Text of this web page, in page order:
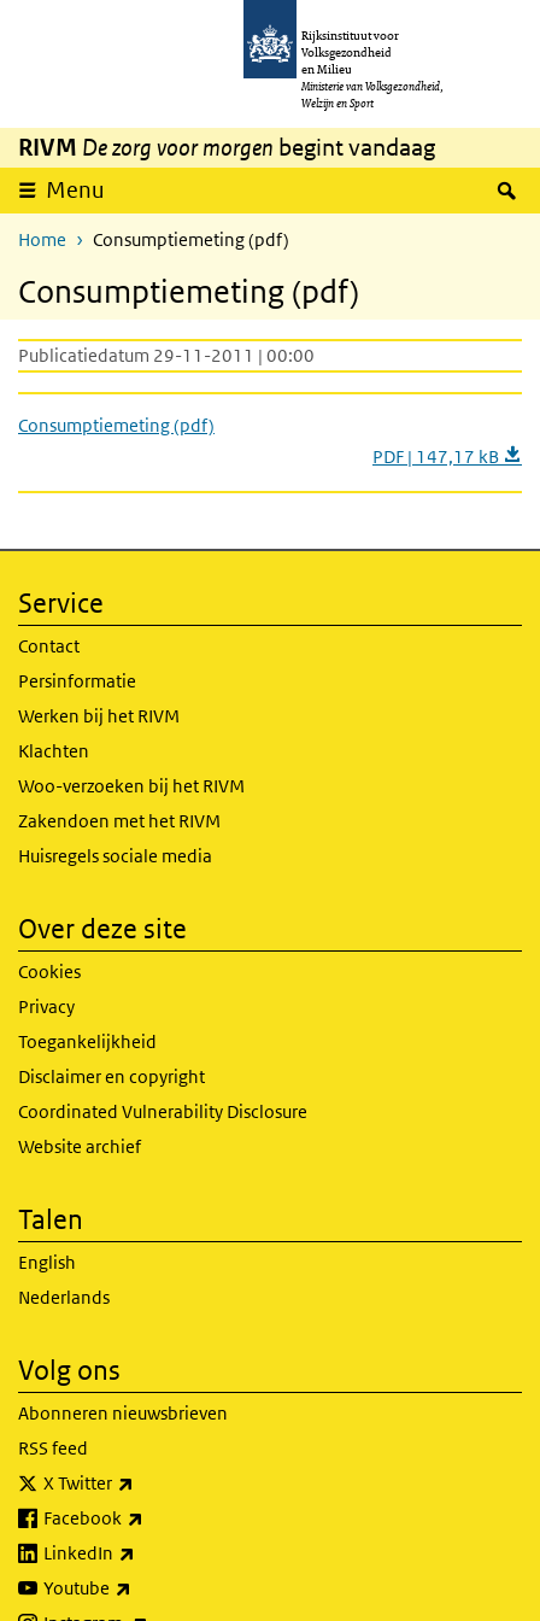
Overslaan en naar de inhoud gaan
Rijksinstituut voor
Volksgezondheid
en Milieu
Ministerie van Volksgezondheid,
Welzijn en Sport
RIVM De zorg voor morgen begint vandaag
Menu
Home Consumptiemeting (pdf)
Consumptiemeting (pdf)
Publicatiedatum 29-11-2011 | 00:00
Consumptiemeting (pdf)
PDF | 147,17 kB
Service
Contact
Persinformatie
Werken bij het RIVM
Klachten
Woo-verzoeken bij het RIVM
Zakendoen met het RIVM
Huisregels sociale media
Over deze site
Cookies
Privacy
Toegankelijkheid
Disclaimer en copyright
Coordinated Vulnerability Disclosure
Website archief
Talen
English
Nederlands
Volg ons
Abonneren nieuwsbrieven
RSS feed
X Twitter
Facebook
LinkedIn
Youtube